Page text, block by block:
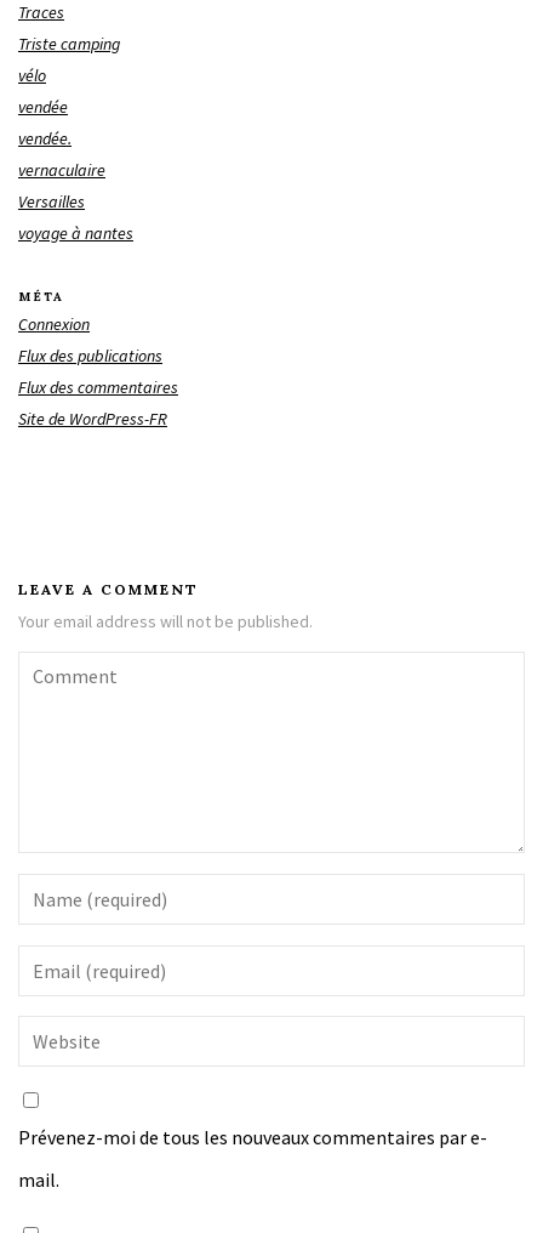
Traces
Triste camping
vélo
vendée
vendée.
vernaculaire
Versailles
voyage à nantes
MÉTA
Connexion
Flux des publications
Flux des commentaires
Site de WordPress-FR
LEAVE A COMMENT
Your email address will not be published.
Prévenez-moi de tous les nouveaux commentaires par e-
mail.